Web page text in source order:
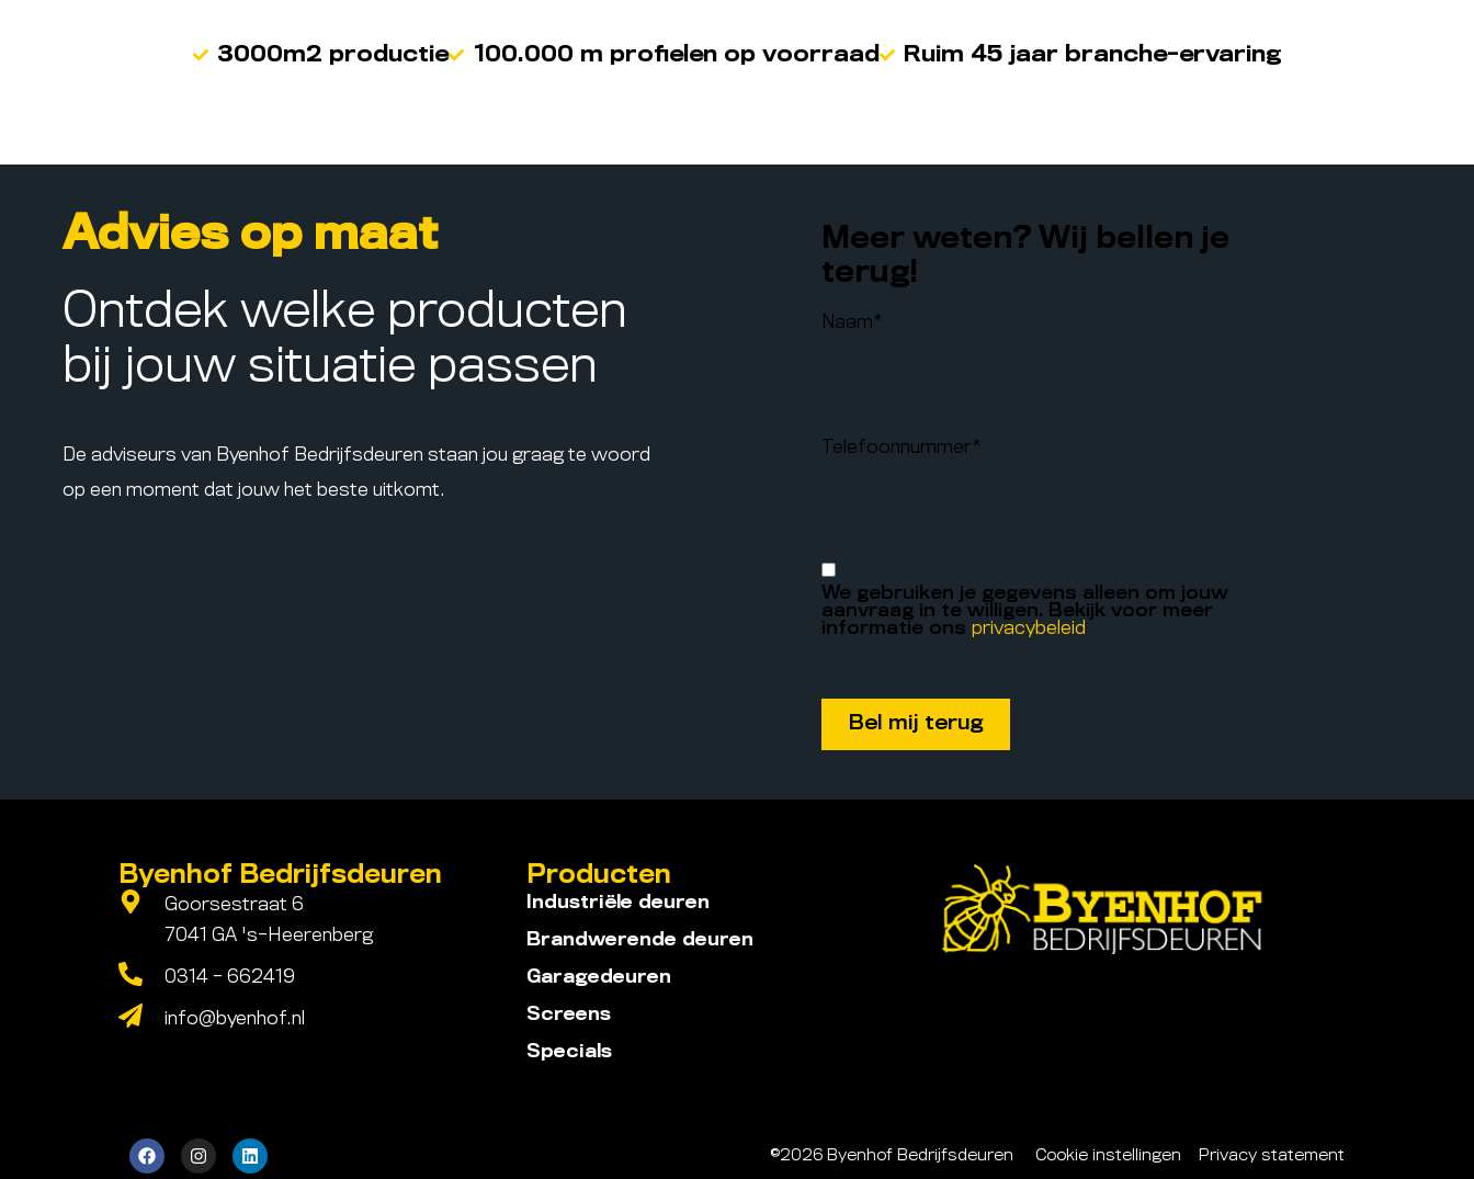
3000m2 productie 100.000 m profielen op voorraad Ruim 45 jaar branche-ervaring
Advies op maat
Ontdek welke producten
bij jouw situatie passen
De adviseurs van Byenhof Bedrijfsdeuren staan jou graag te woord
op een moment dat jouw het beste uitkomt.
Meer weten? Wij bellen je
terug!
Naam*
Telefoonnummer*
We gebruiken je gegevens alleen om jouw
aanvraag in te willigen. Bekijk voor meer
informatie onsprivacybeleid
Byenhof Bedrijfsdeuren
Goorsestraat 6
7041 GA 's-Heerenberg
0314 - 662419
info@byenhof.nl
Producten
Industriële deuren
Brandwerende deuren
Garagedeuren
Screens
Specials
©2026 Byenhof BedrijfsdeurenCookie instellingen Privacy statement